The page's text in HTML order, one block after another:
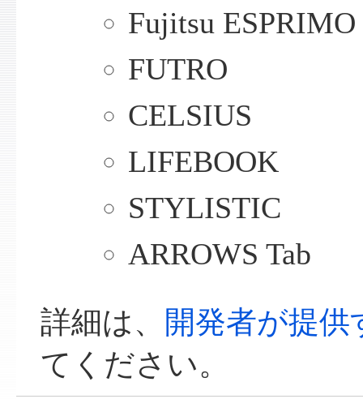
Fujitsu ESPRIMO
FUTRO
CELSIUS
LIFEBOOK
STYLISTIC
ARROWS Tab
詳細は、
開発者が提供
てください。